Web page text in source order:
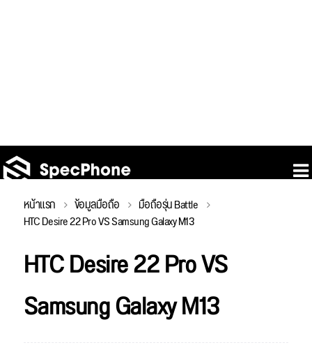
หน้าแรก ข้อมูลมือถือ มือถือรุ่น Battle
HTC Desire 22 Pro VS Samsung Galaxy M13
HTC Desire 22 Pro VS
Samsung Galaxy M13